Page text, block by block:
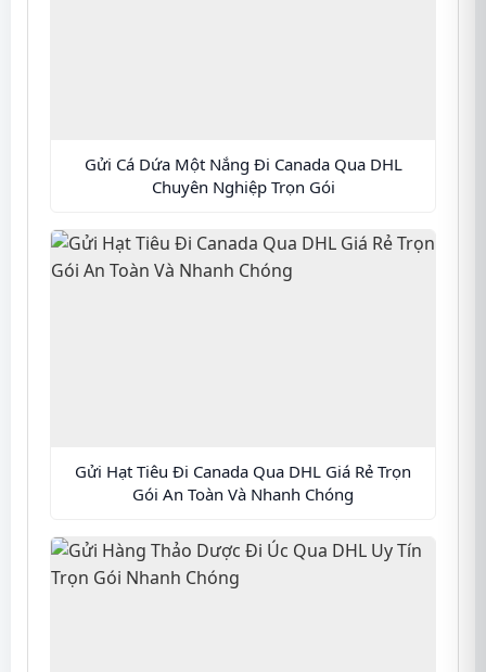
Gửi Cá Dứa Một Nắng Đi Canada Qua DHL
Chuyên Nghiệp Trọn Gói
Gửi Hạt Tiêu Đi Canada Qua DHL Giá Rẻ Trọn
Gói An Toàn Và Nhanh Chóng